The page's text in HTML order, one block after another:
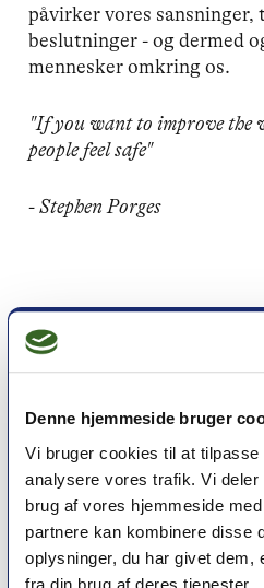
Denne hjemmeside bruger
Vi bruger cookies til at
analysere vores trafik. Vi
brug af vores hjemmeside
partnere kan kombinere disse
oplysninger, du har givet dem,
fra din brug af deres tjenester.
påvirker vores
beslutninger - og dermed
mennesker omkring os.
"If you want to improve the
people feel safe"
- Stephen Porges
Et medlemskab af Dansk